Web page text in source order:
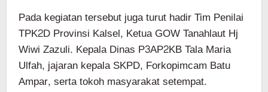
Pada kegiatan tersebut juga turut hadir Tim Penilai
TPK2D Provinsi Kalsel, Ketua GOW Tanahlaut Hj
Wiwi Zazuli. Kepala Dinas P3AP2KB Tala Maria
Ulfah, jajaran kepala SKPD, Forkopimcam Batu
Ampar, serta tokoh masyarakat setempat.